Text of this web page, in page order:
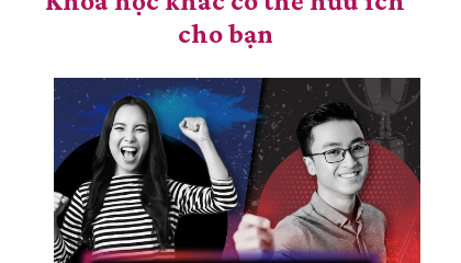
cho bạn